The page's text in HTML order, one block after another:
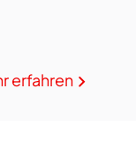
erfahren